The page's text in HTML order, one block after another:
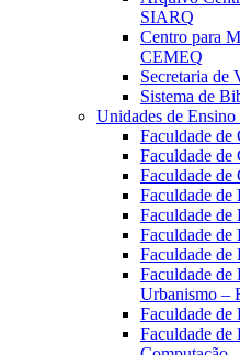
SIARQ
Centro para
CEMEQ
Secretaria de
Sistema de
Unidades de Ensino
Faculdade de
Faculdade de
Faculdade
Faculdade de
Faculdade de
Faculdade de
Faculdade
Faculdade
Urbanismo –
Faculdade de
Faculdade de